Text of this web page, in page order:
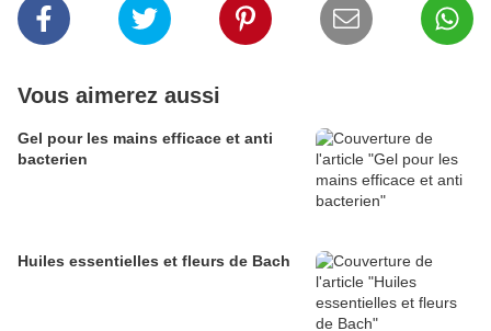
Vous aimerez aussi
Gel pour les mains efficace et anti
bacterien
Huiles essentielles et fleurs de Bach